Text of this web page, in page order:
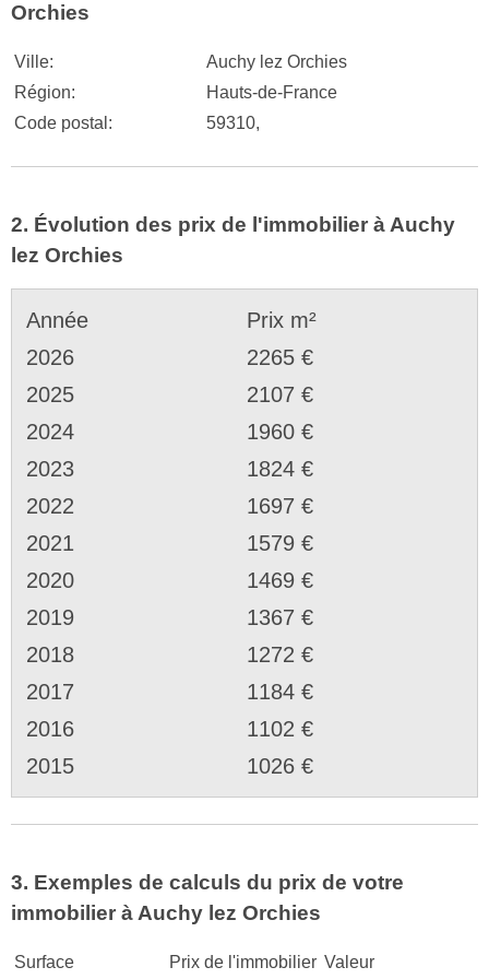
Orchies
Ville:
Auchy lez Orchies
Région:
Hauts-de-France
Code postal:
59310,
2. Évolution des prix de l'immobilier à Auchy
lez Orchies
Année
Prix m²
2026
2265 €
2025
2107 €
2024
1960 €
2023
1824 €
2022
1697 €
2021
1579 €
2020
1469 €
2019
1367 €
2018
1272 €
2017
1184 €
2016
1102 €
2015
1026 €
3. Exemples de calculs du prix de votre
immobilier à Auchy lez Orchies
Surface Prix de l'immobilier Valeur